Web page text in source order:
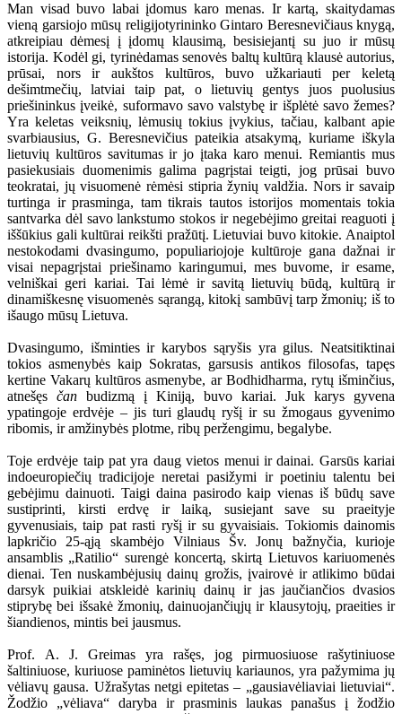
Man visad buvo labai įdomus karo menas. Ir kartą, skaitydamas
vieną garsiojo mūsų religijotyrininko Gintaro Beresnevičiaus knygą,
atkreipiau dėmesį į įdomų klausimą, besisiejantį su juo ir mūsų
istorija. Kodėl gi, tyrinėdamas senovės baltų kultūrą klausė autorius,
prūsai, nors ir aukštos kultūros, buvo užkariauti per keletą
dešimtmečių, latviai taip pat, o lietuvių gentys juos puolusius
priešininkus įveikė, suformavo savo valstybę ir išplėtė savo žemes?
Yra keletas veiksnių, lėmusių tokius įvykius, tačiau, kalbant apie
svarbiausius, G. Beresnevičius pateikia atsakymą, kuriame iškyla
lietuvių kultūros savitumas ir jo įtaka karo menui. Remiantis mus
pasiekusiais duomenimis galima pagrįstai teigti, jog prūsai buvo
teokratai, jų visuomenė rėmėsi stipria žynių valdžia. Nors ir savaip
turtinga ir prasminga, tam tikrais tautos istorijos momentais tokia
santvarka dėl savo lankstumo stokos ir negebėjimo greitai reaguoti į
iššūkius gali kultūrai reikšti pražūtį. Lietuviai buvo kitokie. Anaiptol
nestokodami dvasingumo, populiariojoje kultūroje gana dažnai ir
visai nepagrįstai priešinamo karingumui, mes buvome, ir esame,
velniškai geri kariai. Tai lėmė ir savitą lietuvių būdą, kultūrą ir
dinamiškesnę visuomenės sąrangą, kitokį sambūvį tarp žmonių; iš to
išaugo mūsų Lietuva.
Dvasingumo, išminties ir karybos sąryšis yra gilus. Neatsitiktinai
tokios asmenybės kaip Sokratas, garsusis antikos filosofas, tapęs
kertine Vakarų kultūros asmenybe, ar Bodhidharma, rytų išminčius,
atnešęs čan budizmą į Kiniją, buvo kariai. Juk karys gyvena
ypatingoje erdvėje – jis turi glaudų ryšį ir su žmogaus gyvenimo
ribomis, ir amžinybės plotme, ribų peržengimu, begalybe.
Toje erdvėje taip pat yra daug vietos menui ir dainai. Garsūs kariai
indoeuropiečių tradicijoje neretai pasižymi ir poetiniu talentu bei
gebėjimu dainuoti. Taigi daina pasirodo kaip vienas iš būdų save
sustiprinti, kirsti erdvę ir laiką, susiejant save su praeityje
gyvenusiais, taip pat rasti ryšį ir su gyvaisiais. Tokiomis dainomis
lapkričio 25-ąją skambėjo Vilniaus Šv. Jonų bažnyčia, kurioje
ansamblis „Ratilio“ surengė koncertą, skirtą Lietuvos kariuomenės
dienai. Ten nuskambėjusių dainų grožis, įvairovė ir atlikimo būdai
darsyk puikiai atskleidė karinių dainų ir jas jaučiančios dvasios
stiprybę bei išsakė žmonių, dainuojančiųjų ir klausytojų, praeities ir
šiandienos, mintis bei jausmus.
Prof. A. J. Greimas yra rašęs, jog pirmuosiuose rašytiniuose
šaltiniuose, kuriuose paminėtos lietuvių kariaunos, yra pažymima jų
vėliavų gausa. Užrašytas netgi epitetas – „gausiavėliaviai lietuviai“.
Žodžio „vėliava“ daryba ir prasminis laukas panašus į žodžio